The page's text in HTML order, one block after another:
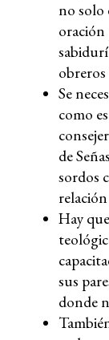
no solo
oración
obreros
Se
como
de
sordos
Hay
sus
donde